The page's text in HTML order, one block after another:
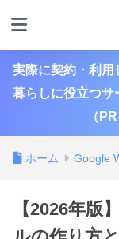
実際に契約・利用
暮らしに役立つサ
（
ホーム Google
【2026年版